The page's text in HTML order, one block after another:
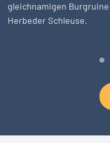
gleichnamigen
Herbeder Schleuse.